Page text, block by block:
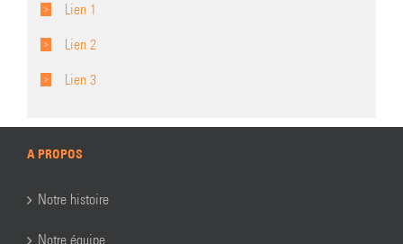
Lien 1
Lien 2
Lien 3
A PROPOS
Notre histoire
Notre équipe